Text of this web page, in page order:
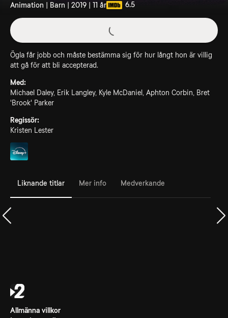
Animation | Barn | 2019 | 11 år 6.5
Ögla får jobb och måste bestämma sig för hur långt hon är villig
att gå för att bli accepterad.
Med:
Michael Daley, Erik Langley, Kyle McDaniel, Aphton Corbin, Bret
'Brook' Parker
Regissör:
Kristen Lester
Liknande titlar Mer info Medverkande
Allmänna villkor